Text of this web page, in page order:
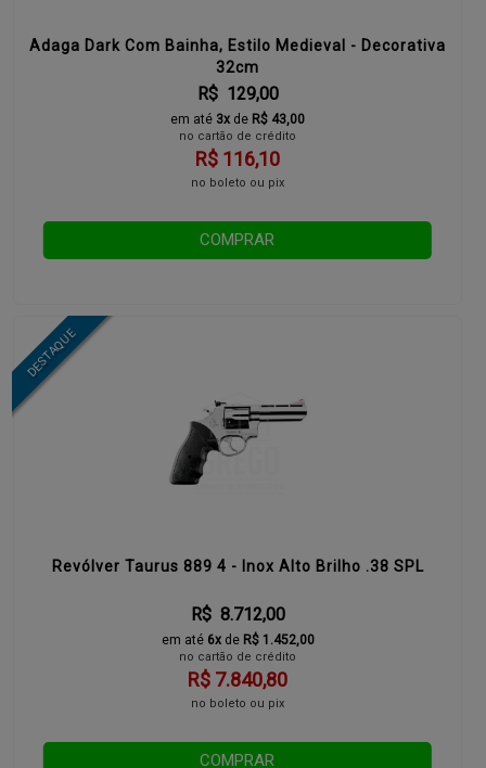
Adaga Dark Com Bainha, Estilo Medieval - Decorativa
32cm
R$ 129,00
em até 3x de R$ 43,00
no cartão de crédito
R$ 116,10
no boleto ou pix
COMPRAR
Revólver Taurus 889 4 - Inox Alto Brilho .38 SPL
R$ 8.712,00
em até 6xde R$ 1.452,00
no cartão de crédito
R$ 7.840,80
no boleto ou pix
COMPRAR